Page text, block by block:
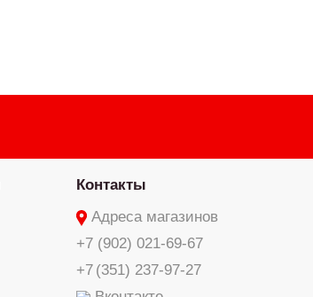
Контакты
Адреса магазинов
+7 (902) 021-69-67
+7 (351) 237-97-27